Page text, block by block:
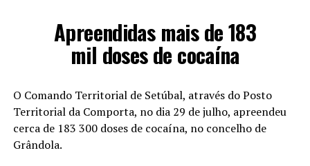
Apreendidas mais de 183
mil doses de cocaína
O Comando Territorial de Setúbal, através do Posto
Territorial da Comporta, no dia 29 de julho, apreendeu
cerca de 183 300 doses de cocaína, no concelho de
Grândola.